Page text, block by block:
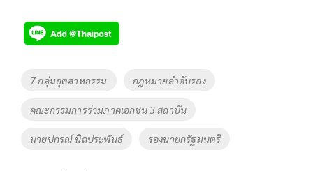
e
b
o
k
tt
er
p
y
Li
k
Tags
7 กลุ่มอุตสาหกรรม กฎหมายลำดับรอง
คณะกรรมการร่วมภาคเอกชน 3 สถาบัน
นายปกรณ์ นิลประพันธ์ รองนายกรัฐมนตรี